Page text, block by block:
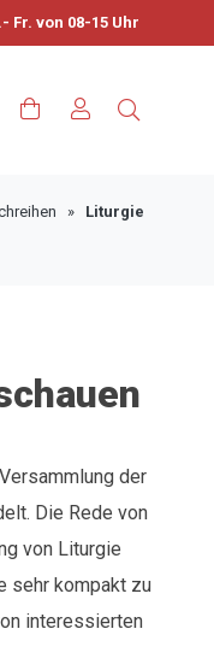
Fr. von 08-15 Uhr
» Liturgie
der
Die Rede von
von Liturgie
sehr kompakt zu
interessierten